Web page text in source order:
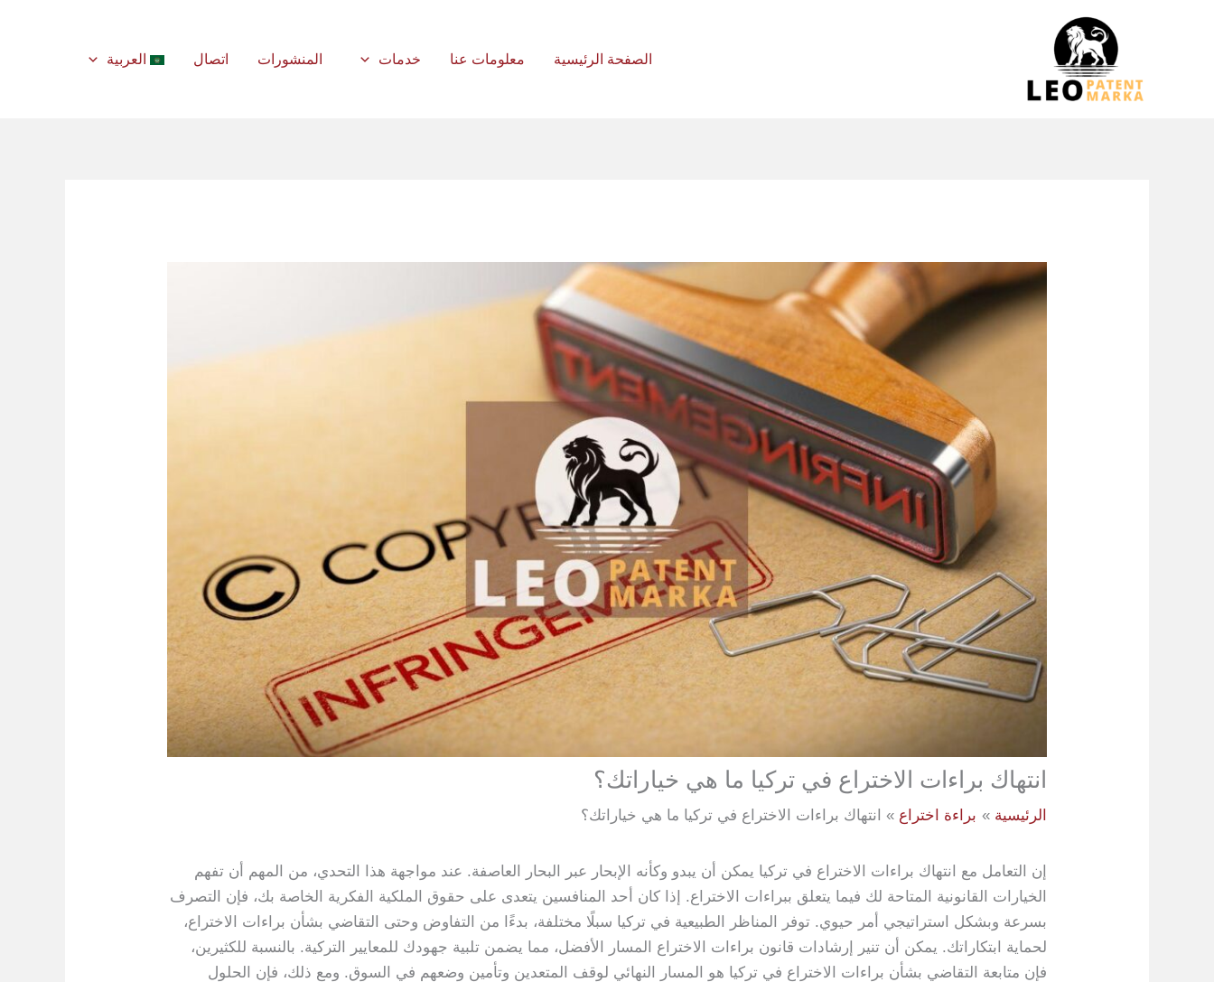
الصفحة الرئيسية معلومات عنا خدمات المنشورات اتصال العربية
انتهاك براءات الاختراع في تركيا ما هي خياراتك؟
الرئيسية براءة اختراع انتهاك براءات الاختراع في تركيا ما هي خياراتك؟
إن التعامل مع انتهاك براءات الاختراع في تركيا يمكن أن يبدو وكأنه الإبحار عبر البحار العاصفة. عند مواجهة هذا التحدي، من المهم أن تفهم
الخيارات القانونية المتاحة لك فيما يتعلق ببراءات الاختراع. إذا كان أحد المنافسين يتعدى على حقوق الملكية الفكرية الخاصة بك، فإن التصرف
بسرعة وبشكل استراتيجي أمر حيوي. توفر المناظر الطبيعية في تركيا سبلًا مختلفة، بدءًا من التفاوض وحتى التقاضي بشأن براءات الاختراع،
لحماية ابتكاراتك. يمكن أن تنير إرشادات قانون براءات الاختراع المسار الأفضل، مما يضمن تلبية جهودك للمعايير التركية. بالنسبة للكثيرين،
فإن متابعة التقاضي بشأن براءات الاختراع في تركيا هو المسار النهائي لوقف المتعدين وتأمين وضعهم في السوق. ومع ذلك، فإن الحلول